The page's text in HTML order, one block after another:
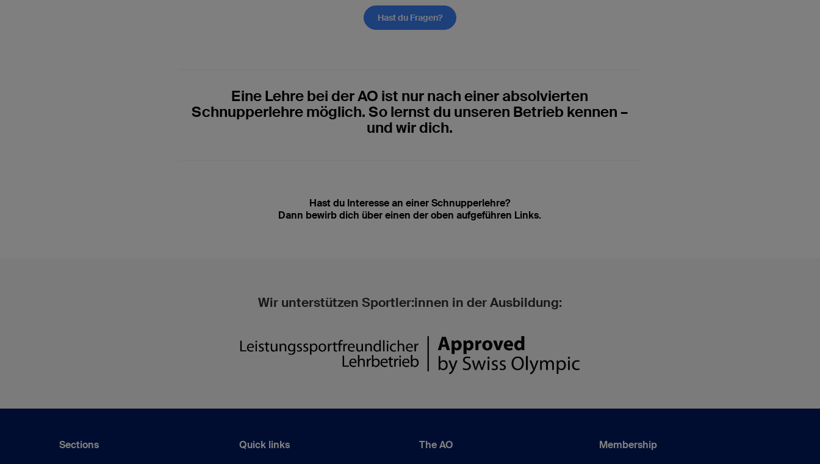
Hast du Fragen?
Eine Lehre bei der AO ist nur nach einer absolvierten
Schnupperlehre möglich. So lernst du unseren Betrieb kennen –
und wir dich.
Hast du Interesse an einer Schnupperlehre?
Dann bewirb dich über einen der oben aufgeführen Links.
Wir unterstützen Sportler:innen in der Ausbildung:
Sections Quick links The AO Membership